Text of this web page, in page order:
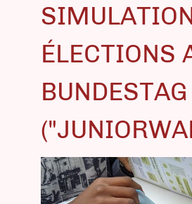
ÉLECTIONS
BUNDESTAG